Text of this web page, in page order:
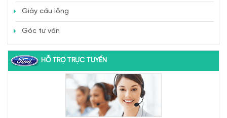
Giày cầu lông
Góc tư vấn
HỖ TRỢ TRỰC TUYẾN